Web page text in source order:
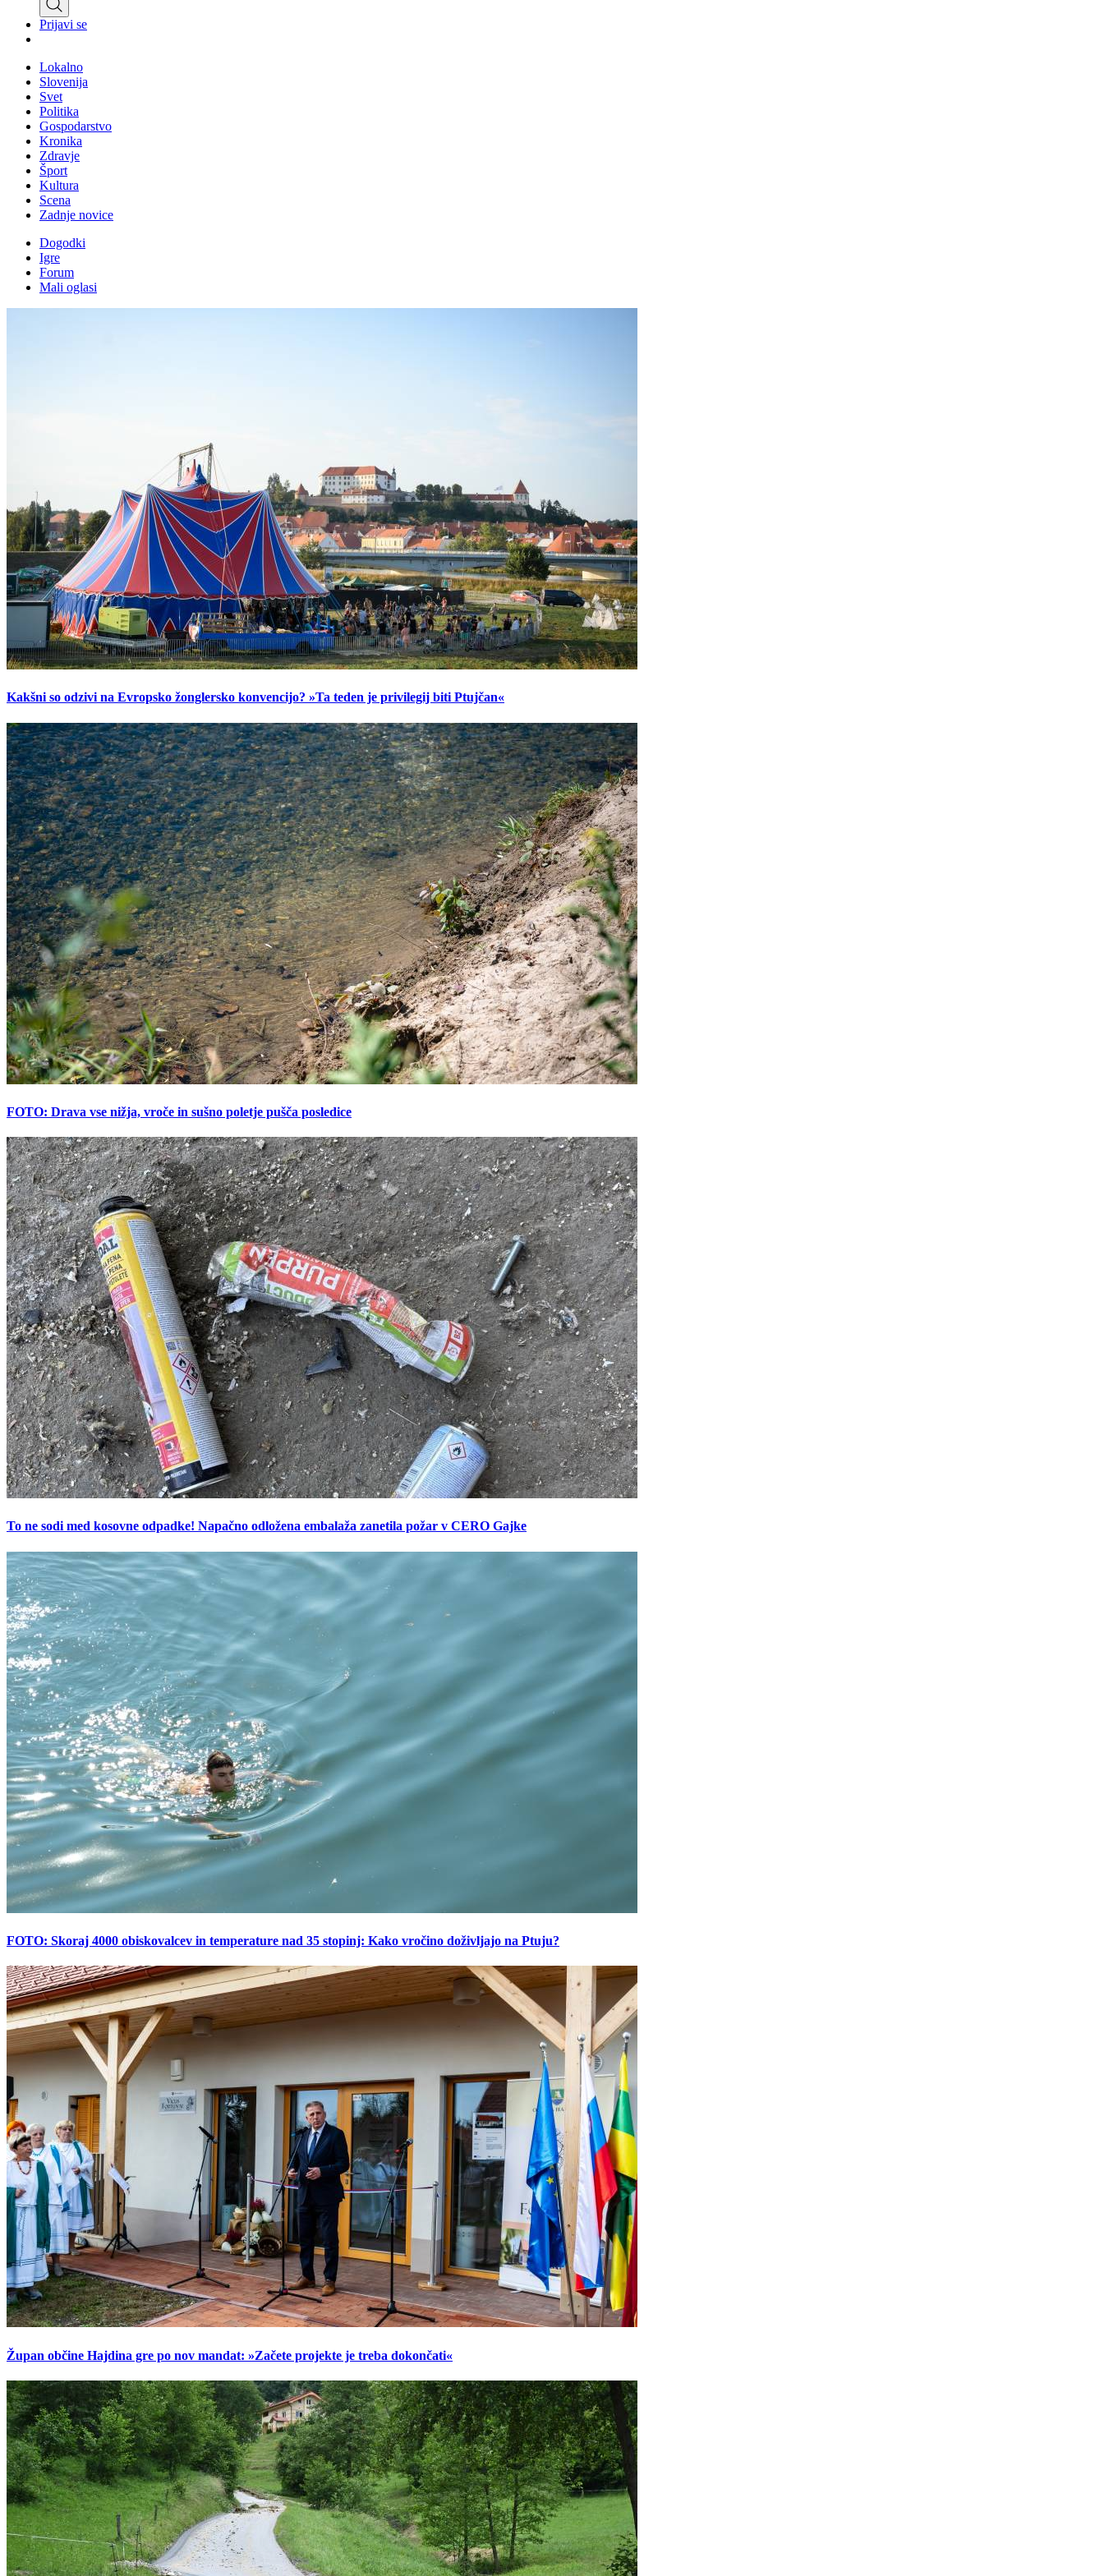
Prijavi se
Lokalno
Slovenija
Svet
Politika
Gospodarstvo
Kronika
Zdravje
Šport
Kultura
Scena
Zadnje novice
Dogodki
Igre
Forum
Mali oglasi
Kakšni so odzivi na Evropsko žonglersko konvencijo? »Ta teden je privilegij biti Ptujčan«
FOTO: Drava vse nižja, vroče in sušno poletje pušča posledice
To ne sodi med kosovne odpadke! Napačno odložena embalaža zanetila požar v CERO Gajke
FOTO: Skoraj 4000 obiskovalcev in temperature nad 35 stopinj: Kako vročino doživljajo na Ptuju?
Župan občine Hajdina gre po nov mandat: »Začete projekte je treba dokončati«
Prijavi se na cajtng